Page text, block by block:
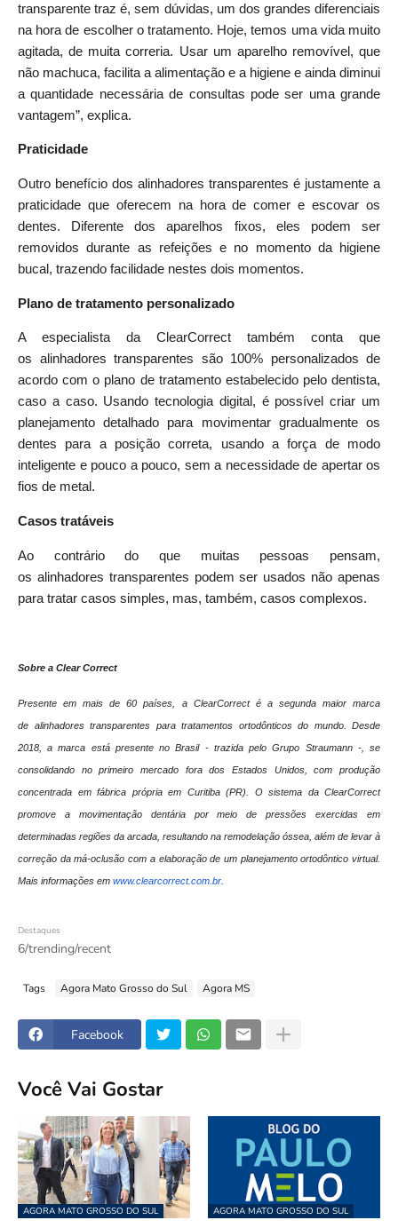
transparente traz é, sem dúvidas, um dos grandes diferenciais
na hora de escolher o tratamento. Hoje, temos uma vida muito
agitada, de muita correria. Usar um aparelhoremovível, que
não machuca, facilita a alimentação e a higiene e ainda diminui
a quantidade necessária de consultas pode ser uma grande
vantagem”, explica.
Praticidade
Outro benefício dos alinhadores transparentes é justamente a
praticidade que oferecem na hora de comer e escovar os
dentes. Diferente dos aparelhos fixos, eles podem ser
removidos durante as refeições e no momento da higiene
bucal, trazendo facilidade nestes dois momentos.
Plano de tratamento personalizado
A especialista da ClearCorrect também conta que
os alinhadores transparentes são 100% personalizados de
acordo com o plano de tratamento estabelecido pelo dentista,
caso a caso. Usando tecnologia digital, é possível criar um
planejamento detalhado para movimentar gradualmente os
dentes para a posição correta, usando a força de modo
inteligente e pouco a pouco, sem a necessidade de apertar os
fios de metal.
Casos tratáveis
Ao contrário do que muitas pessoas pensam,
os alinhadores transparentes podem ser usados não apenas
para tratar casos simples, mas, também, casos complexos.
Sobre a Clear Correct
Presente em mais de 60 países, a ClearCorrect é a segunda maior marca
de alinhadores transparentes para tratamentos ortodônticos do mundo. Desde
2018, a marca está presente no Brasil - trazida pelo Grupo Straumann -, se
consolidando no primeiro mercado fora dos Estados Unidos, com produção
concentrada em fábrica própria em Curitiba (PR). O sistema da ClearCorrect
promove a movimentação dentária por meio de pressões exercidas em
determinadas regiões da arcada, resultando na remodelação óssea, além de levar à
correção da má-oclusão com a elaboração de um planejamento ortodôntico virtual.
Mais informações em www.clearcorrect.com.br
Destaques
6/trending/recent
Tags Agora Mato Grosso do Sul Agora MS
Facebook
Você Vai Gostar
AGORA MATO GROSSO DO SUL AGORA MATO GROSSO DO SUL